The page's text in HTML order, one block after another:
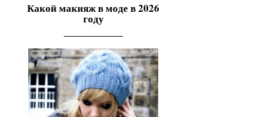
Какой макияж в моде в 2026
году